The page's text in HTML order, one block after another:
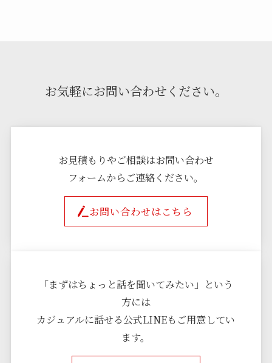
お気軽にお問い合わせください。
お見積もりやご相談はお問い合わせ
フォームからご連絡ください。
お問い合わせはこちら
「まずはちょっと話を聞いてみたい」という
方には
カジュアルに話せる公式LINEもご用意してい
ます。